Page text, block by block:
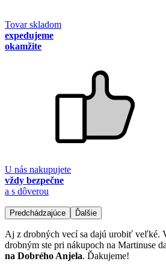
Tovar skladom
expedujeme
okamžite
U nás nakupujete
vždy bezpečne
a s dôverou
Predchádzajúce Ďalšie
Aj z drobných vecí sa dajú urobiť veľké.
drobným ste pri nákupoch na Martinuse
na Dobrého Anjela. Ďakujeme!